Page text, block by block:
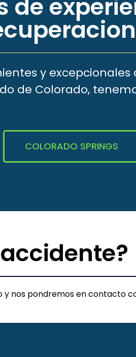
de
y
de Colorado,
COLORADO SPRINGS
y nos pondremos en contacto